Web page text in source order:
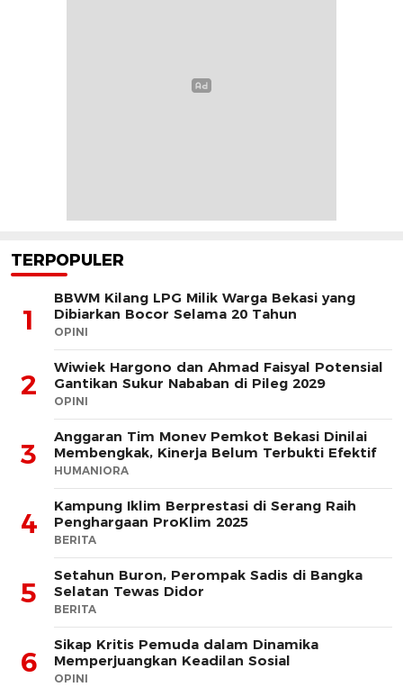
TERPOPULER
1
BBWM Kilang LPG Milik Warga Bekasi yang
Dibiarkan Bocor Selama 20 Tahun
OPINI
2
Wiwiek Hargono dan Ahmad Faisyal Potensial
Gantikan Sukur Nababan di Pileg 2029
OPINI
3
Anggaran Tim Monev Pemkot Bekasi Dinilai
Membengkak, Kinerja Belum Terbukti Efektif
HUMANIORA
4
Kampung Iklim Berprestasi di Serang Raih
Penghargaan ProKlim 2025
BERITA
5
Setahun Buron, Perompak Sadis di Bangka
Selatan Tewas Didor
BERITA
6
Sikap Kritis Pemuda dalam Dinamika
Memperjuangkan Keadilan Sosial
OPINI